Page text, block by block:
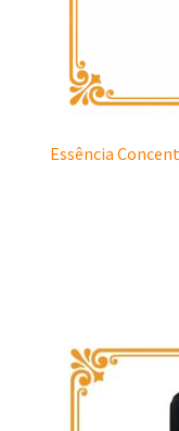
Essência